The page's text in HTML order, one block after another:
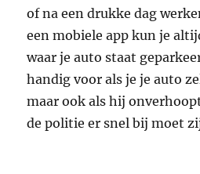
of na een drukke dag
een mobiele app kun je
waar je auto staat
handig voor als je je auto
maar ook als hij
de politie er snel bij moet